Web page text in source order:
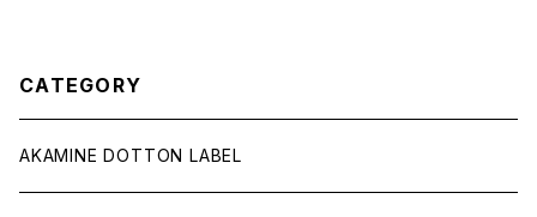
CATEGORY
AKAMINE DOTTON LABEL